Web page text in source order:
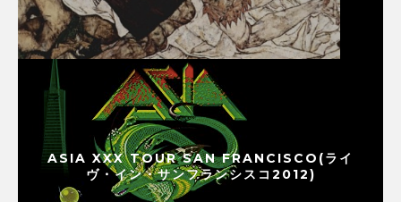
ASIA XXX TOUR SAN FRANCISCO(ライ
ヴ・イン・サンフランシスコ2012)